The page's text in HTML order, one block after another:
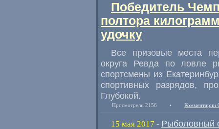
Победитель
полтора
удочку
Все призовые места
округа Ревда по ловле
спортсмены из
спортивных разрядов,
Глубокой.
Просмотрели 2156 • Комментарии
15 мая 2017 - Рыболовный